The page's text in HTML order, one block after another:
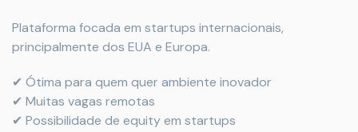
Plataforma focada em startups internacionais,
principalmente dos EUA e Europa.
✔ Ótima para quem quer ambiente inovador
✔ Muitas vagas remotas
✔ Possibilidade de equity em startups